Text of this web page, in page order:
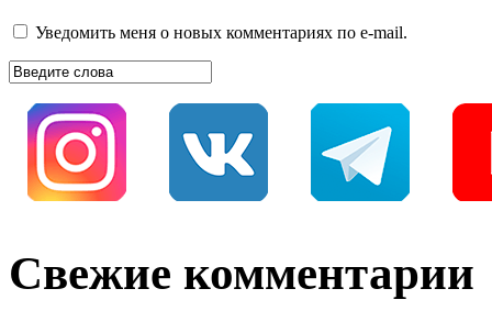
Уведомить меня о новых комментариях по e-mail.
Свежие комментарии